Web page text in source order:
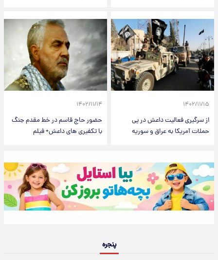
۱۴۰۲/۱۱/۱۵
از سرگیری فعالیت داعش در پی
حملات آمریکا به عراق و سوریه
۱۴۰۲/۱۱/۱۴
حضور حاج قاسم در خط مقدم جنگ
با تکفیری های داعش+ فیلم
پنجره